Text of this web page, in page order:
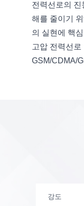
전력선로의
해를 줄이기
의 실현에 핵
고압 전력선
GSM/CDMA/
강도